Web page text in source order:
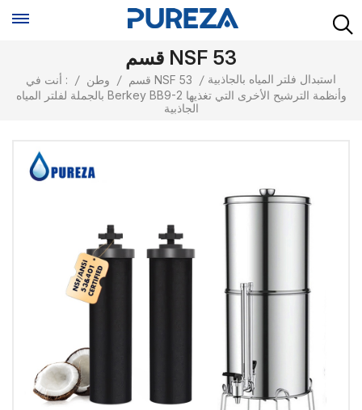
قسم NSF 53
أنت في : / وطن / قسم NSF 53 / استبدال فلتر المياه بالجاذبية
بالجملة لفلتر المياه Berkey BB9-2 وأنظمة الترشيح الأخرى التي تغذيها
الجاذبية